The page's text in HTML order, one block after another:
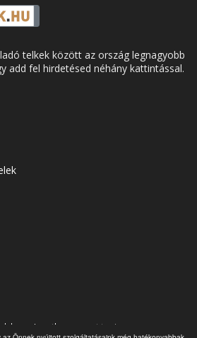
telkek között az ország legnagyobb
add fel hirdetésed néhány kattintással.
az Ingatlancsoport tagja.